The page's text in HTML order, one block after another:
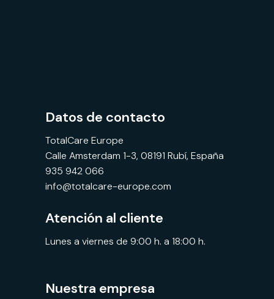
Datos de contacto
TotalCare Europe
Calle Amsterdam 1-3, 08191 Rubí, España
935 942 066
info@totalcare-europe.com
Atención al cliente
Lunes a viernes de 9:00 h. a 18:00 h.
Nuestra empresa